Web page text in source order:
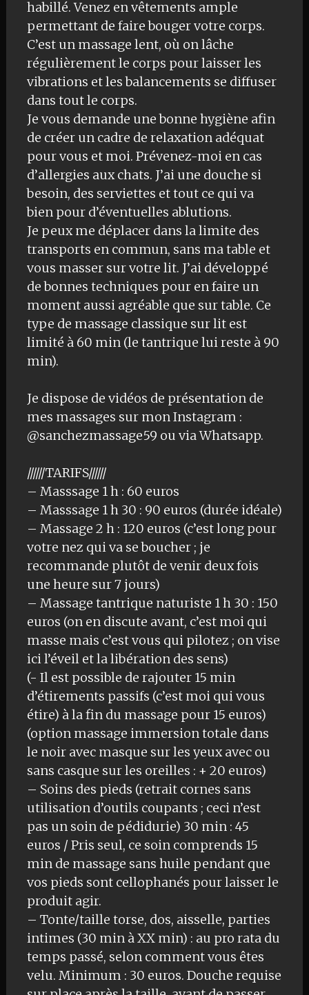
habillé. Venez en vêtements ample
permettant de faire bouger votre corps.
C’est un massage lent, où on lâche
régulièrement le corps pour laisser les
vibrations et les balancements se diffuser
dans tout le corps.
Je vous demande une bonne hygiène afin
de créer un cadre de relaxation adéquat
pour vous et moi. Prévenez-moi en cas
d’allergies aux chats. J’ai une douche si
besoin, des serviettes et tout ce qui va
bien pour d’éventuelles ablutions.
Je peux me déplacer dans la limite des
transports en commun, sans ma table et
vous masser sur votre lit. J’ai développé
de bonnes techniques pour en faire un
moment aussi agréable que sur table. Ce
type de massage classique sur lit est
limité à 60 min (le tantrique lui reste à 90
min).
Je dispose de vidéos de présentation de
mes massages sur mon Instagram :
@sanchezmassage59 ou via Whatsapp.
//////TARIFS//////
– Masssage 1 h : 60 euros
– Masssage 1 h 30 : 90 euros (durée idéale)
– Massage 2 h : 120 euros (c’est long pour
votre nez qui va se boucher ; je
recommande plutôt de venir deux fois
une heure sur 7 jours)
– Massage tantrique naturiste 1 h 30 : 150
euros (on en discute avant, c’est moi qui
masse mais c’est vous qui pilotez ; on vise
ici l’éveil et la libération des sens)
(- Il est possible de rajouter 15 min
d’étirements passifs (c’est moi qui vous
étire) à la fin du massage pour 15 euros)
(option massage immersion totale dans
le noir avec masque sur les yeux avec ou
sans casque sur les oreilles : + 20 euros)
– Soins des pieds (retrait cornes sans
utilisation d’outils coupants ; ceci n’est
pas un soin de pédidurie) 30 min : 45
euros / Pris seul, ce soin comprends 15
min de massage sans huile pendant que
vos pieds sont cellophanés pour laisser le
produit agir.
– Tonte/taille torse, dos, aisselle, parties
intimes (30 min à XX min) : au pro rata du
temps passé, selon comment vous êtes
velu. Minimum : 30 euros. Douche requise